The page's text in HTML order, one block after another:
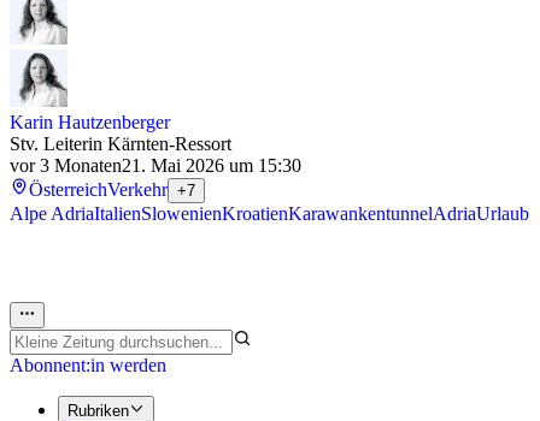
Karin Hautzenberger
Stv. Leiterin Kärnten-Ressort
vor 3 Monaten21. Mai 2026 um 15:30
ÖsterreichVerkehr +7
Alpe AdriaItalienSlowenienKroatienKarawankentunnelAdriaUrlaub
Abonnent:in werden
Rubriken